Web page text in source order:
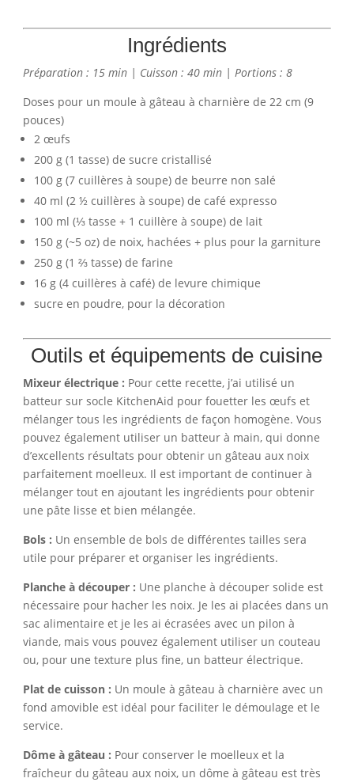
Ingrédients
Préparation : 15 min | Cuisson : 40 min | Portions : 8
Doses pour un moule à gâteau à charnière de 22 cm (9
pouces)
2 œufs
200 g (1 tasse) de sucre cristallisé
100 g (7 cuillères à soupe) de beurre non salé
40 ml (2 ½ cuillères à soupe) de café expresso
100 ml (⅓ tasse + 1 cuillère à soupe) de lait
150 g (~5 oz) de noix, hachées + plus pour la garniture
250 g (1 ⅔ tasse) de farine
16 g (4 cuillères à café) de levure chimique
sucre en poudre, pour la décoration
Outils et équipements de cuisine
Mixeur électrique : Pour cette recette, j’ai utilisé un
batteur sur socle KitchenAid pour fouetter les œufs et
mélanger tous les ingrédients de façon homogène. Vous
pouvez également utiliser un batteur à main, qui donne
d’excellents résultats pour obtenir un gâteau aux noix
parfaitement moelleux. Il est important de continuer à
mélanger tout en ajoutant les ingrédients pour obtenir
une pâte lisse et bien mélangée.
Bols : Un ensemble de bols de différentes tailles sera
utile pour préparer et organiser les ingrédients.
Planche à découper : Une planche à découper solide est
nécessaire pour hacher les noix. Je les ai placées dans un
sac alimentaire et je les ai écrasées avec un pilon à
viande, mais vous pouvez également utiliser un couteau
ou, pour une texture plus fine, un batteur électrique.
Plat de cuisson : Un moule à gâteau à charnière avec un
fond amovible est idéal pour faciliter le démoulage et le
service.
Dôme à gâteau : Pour conserver le moelleux et la
fraîcheur du gâteau aux noix, un dôme à gâteau est très